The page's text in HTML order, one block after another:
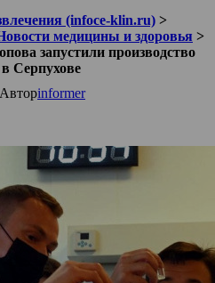
(infoce-klin.ru) >
медицины и здоровья >
запустили производство
Серпухове
Авторinformer